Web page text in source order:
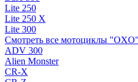
Lite 250
Lite 250 X
Lite 300
Смотреть все мотоциклы "OXO"
ADV 300
Alien Monster
CR-X